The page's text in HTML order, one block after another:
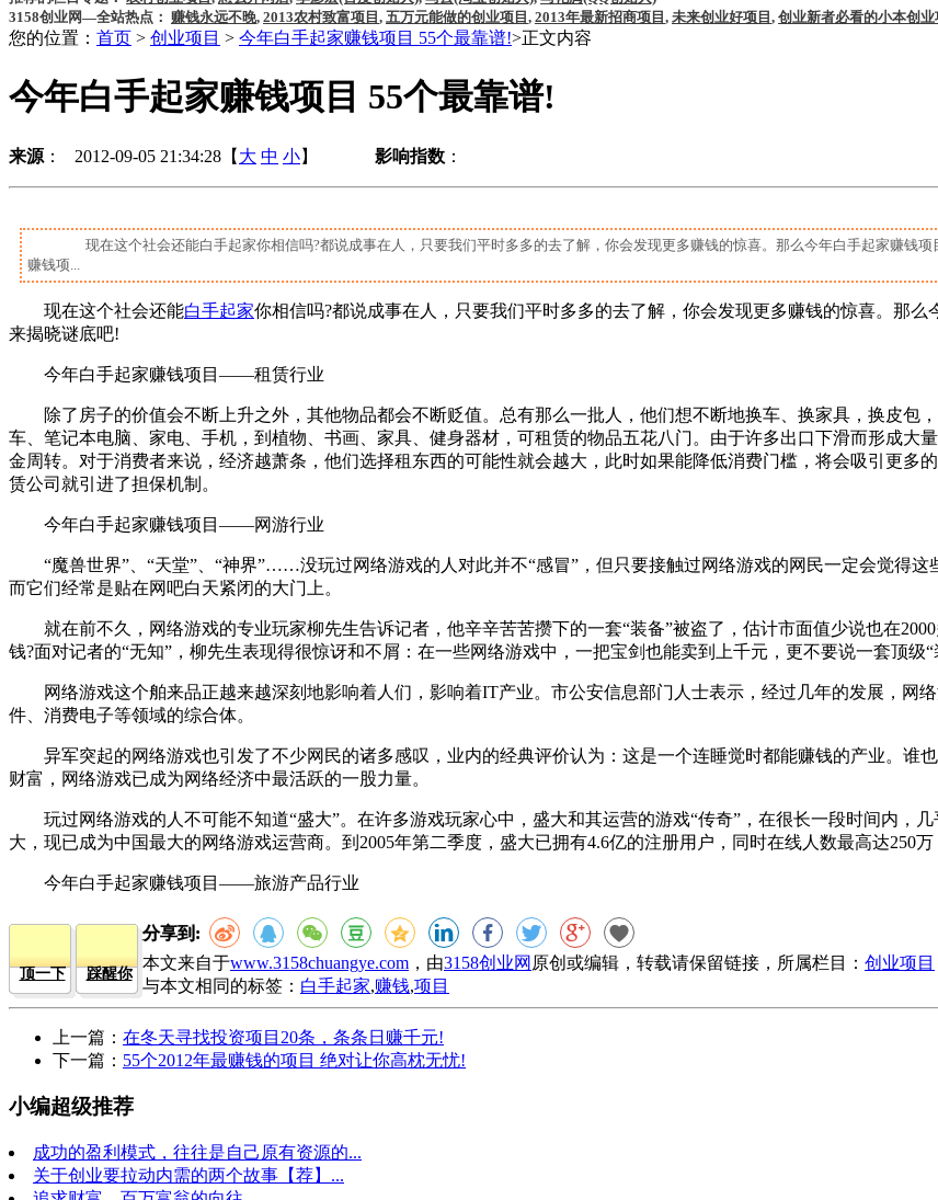
3158创业网—全站热点： 赚钱永远不晚, 2013农村致富项目 , 五万元能做的创业项目 , 2013年最新招商项目 , 未来创业好项目 , 创业新者必看的小本创业
您的位置： 首页 > 创业项目 > 今年白手起家赚钱项目 55个最靠谱!>正文内容
今年白手起家赚钱项目 55个最靠谱!
来源 ： 2012-09-05 21:34:28【 大 中 小】 影响指数 ：
现在这个社会还能白手起家你相信吗?都说成事在人，只要我们平时多多的去了解，你会发现更多赚钱的惊喜。那么今年白手起家赚
赚钱项...
现在这个社会还能白手起家你相信吗?都说成事在人，只要我们平时多多的去了解，你会发现更多赚钱的惊喜。那
来揭晓谜底吧!
今年白手起家赚钱项目——租赁行业
除了房子的价值会不断上升之外，其他物品都会不断贬值。总有那么一批人，他们想不断地换车、换家具，换皮包
车、笔记本电脑、家电、手机，到植物、书画、家具、健身器材，可租赁的物品五花八门。由于许多出口下滑而形成大
金周转。对于消费者来说，经济越萧条，他们选择租东西的可能性就会越大，此时如果能降低消费门槛，将会吸引更多
赁公司就引进了担保机制。
今年白手起家赚钱项目——网游行业
“魔兽世界”、“天堂”、“神界”……没玩过网络游戏的人对此并不“感冒”，但只要接触过网络游戏的网民一定会觉得这
而它们经常是贴在网吧白天紧闭的大门上。
就在前不久，网络游戏的专业玩家柳先生告诉记者，他辛辛苦苦攒下的一套“装备”被盗了，估计市面值少说也在
钱?面对记者的“无知”，柳先生表现得很惊讶和不屑：在一些网络游戏中，一把宝剑也能卖到上千元，更不要说一套顶级“
网络游戏这个舶来品正越来越深刻地影响着人们，影响着IT产业。市公安信息部门人士表示，经过几年的发展，网
件、消费电子等领域的综合体。
异军突起的网络游戏也引发了不少网民的诸多感叹，业内的经典评价认为：这是一个连睡觉时都能赚钱的产业。谁
财富，网络游戏已成为网络经济中最活跃的一股力量。
玩过网络游戏的人不可能不知道“盛大”。在许多游戏玩家心中，盛大和其运营的游戏“传奇”，在很长一段时间内，
大，现已成为中国最大的网络游戏运营商。到2005年第二季度，盛大已拥有4.6亿的注册用户，同时在线人数最高达250
今年白手起家赚钱项目——旅游产品行业
顶一下 踩醒你
分享到:
本文来自于www.3158chuangye.com ，由3158创业网 原创或编辑，转载请保留链接，所属栏目： 创业项目
与本文相同的标签： 白手起家,赚钱,项目
上一篇： 在冬天寻找投资项目20条，条条日赚千元!
下一篇： 55个2012年最赚钱的项目 绝对让你高枕无忧!
小编超级推荐
成功的盈利模式，往往是自己原有资源的...
关于创业要拉动内需的两个故事【荐】...